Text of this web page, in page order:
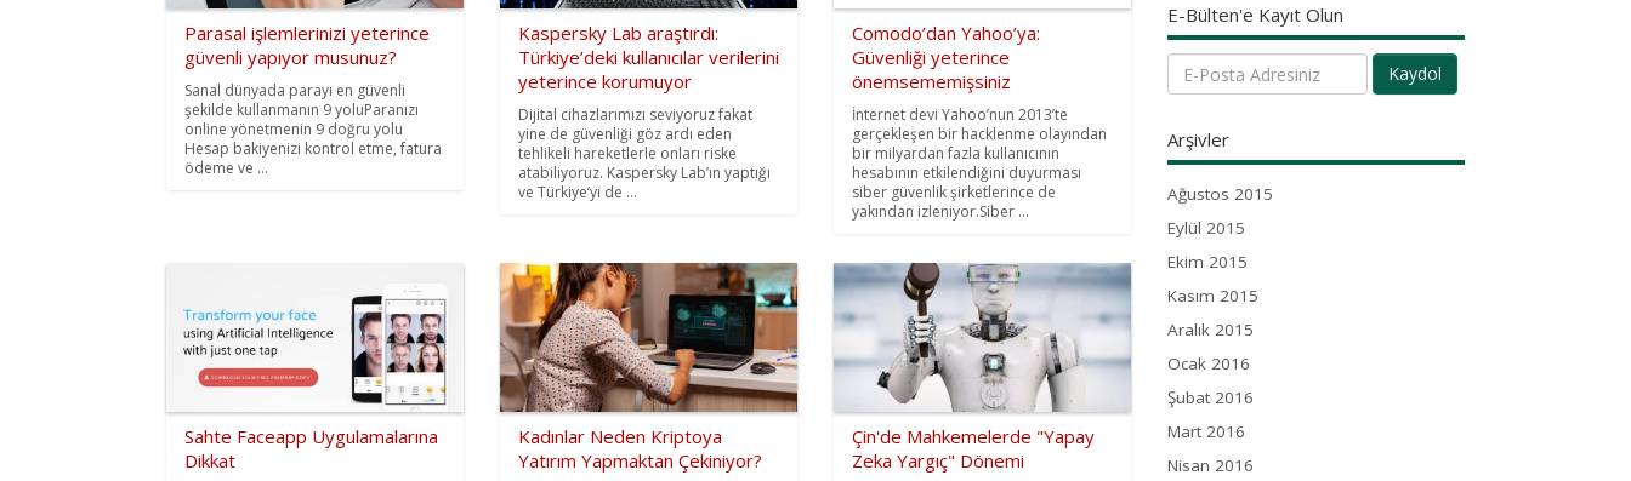
Parasal işlemlerinizi yeterince
güvenli yapıyor musunuz?
Sanal dünyada parayı en güvenli
şekilde kullanmanın 9 yoluParanızı
online yönetmenin 9 doğru yolu
Hesap bakiyenizi kontrol etme, fatura
ödeme ve ...
Kaspersky Lab araştırdı:
Türkiye’deki kullanıcılar verilerini
yeterince korumuyor
Dijital cihazlarımızı seviyoruz fakat
yine de güvenliği göz ardı eden
tehlikeli hareketlerle onları riske
atabiliyoruz. Kaspersky Lab’ın yaptığı
ve Türkiye’yi de ...
Comodo’dan Yahoo’ya:
Güvenliği yeterince
önemsememişsiniz
İnternet devi Yahoo’nun 2013’te
gerçekleşen bir hacklenme olayından
bir milyardan fazla kullanıcının
hesabının etkilendiğini duyurması
siber güvenlik şirketlerince de
yakından izleniyor.Siber ...
Sahte Faceapp Uygulamalarına
Dikkat
Kadınlar Neden Kriptoya
Yatırım Yapmaktan Çekiniyor?
Çin'de Mahkemelerde "Yapay
Zeka Yargıç" Dönemi
E-Bülten'e Kayıt Olun
Kaydol
Arşivler
Ağustos 2015
Eylül 2015
Ekim 2015
Kasım 2015
Aralık 2015
Ocak 2016
Şubat 2016
Mart 2016
Nisan 2016